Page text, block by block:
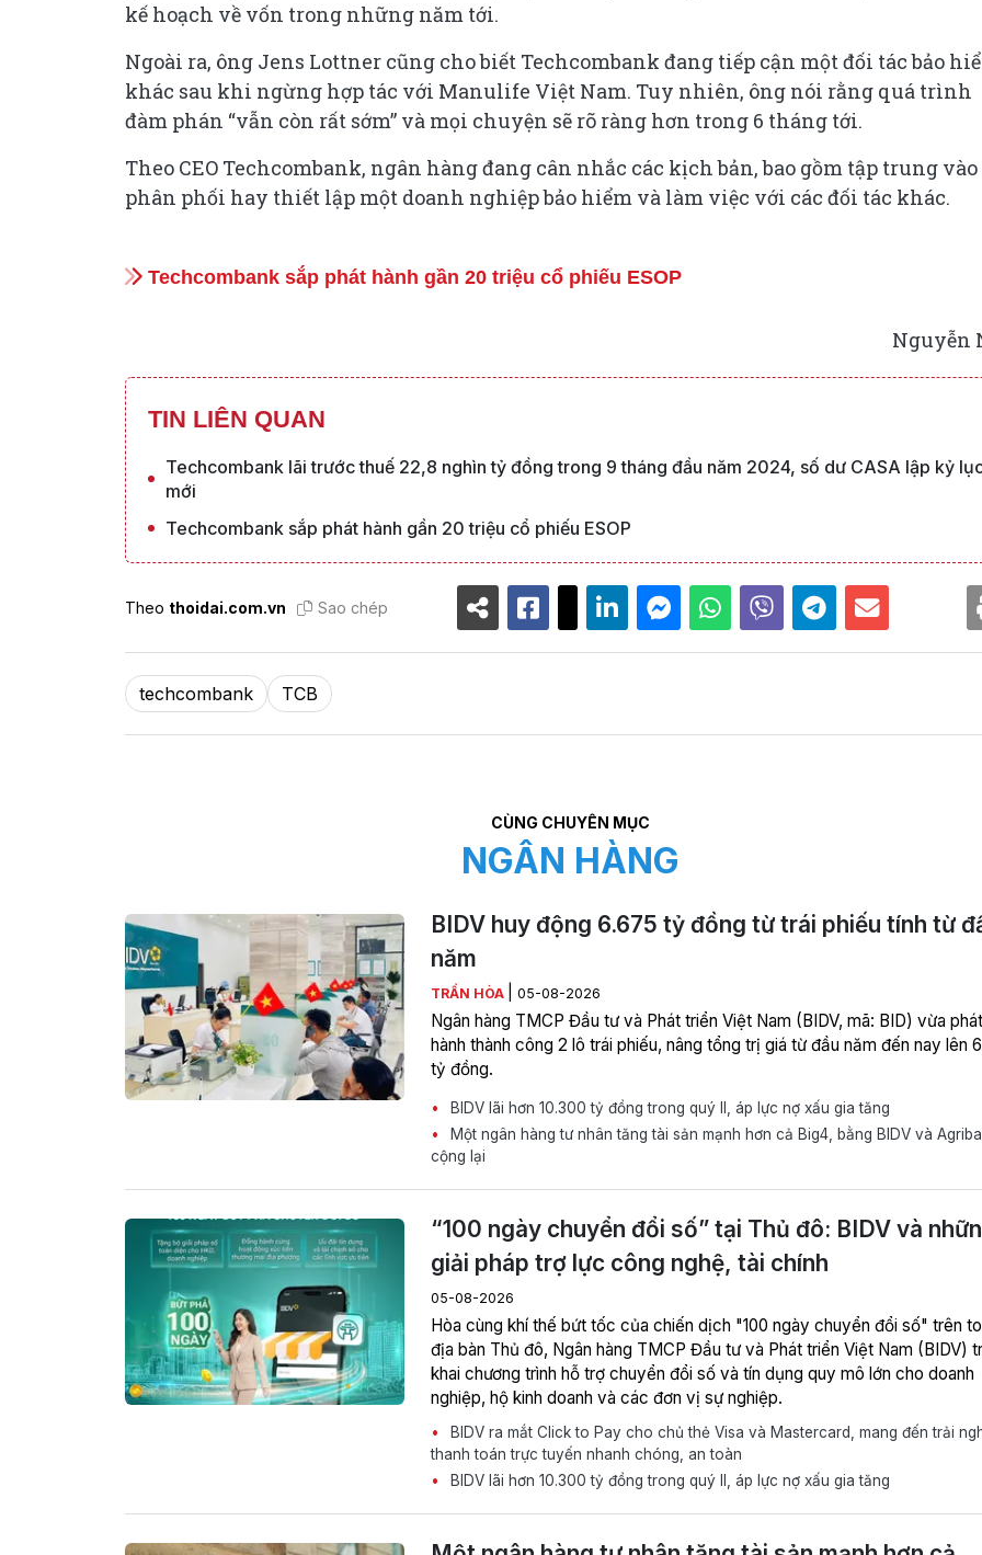
kế hoạch về vốn trong những năm tới.
Ngoài ra, ông Jens Lottner cũng cho biết Techcombank đang tiếp cận một đối tác bảo
khác sau khi ngừng hợp tác với Manulife Việt Nam. Tuy nhiên, ông nói rằng quá trình
đàm phán “vẫn còn rất sớm” và mọi chuyện sẽ rõ ràng hơn trong 6 tháng tới.
Theo CEO Techcombank, ngân hàng đang cân nhắc các kịch bản, bao gồm tập trung vào
phân phối hay thiết lập một doanh nghiệp bảo hiểm và làm việc với các đối tác khác.
Techcombank sắp phát hành gần 20 triệu cổ phiếu ESOP
Nguyễn
TIN LIÊN QUAN
Techcombank lãi trước thuế 22,8 nghìn tỷ đồng trong 9 tháng đầu năm 2024, số dư CASA lập kỷ
mới
Techcombank sắp phát hành gần 20 triệu cổ phiếu ESOP
Theo thoidai.com.vn Sao chép
techcombank TCB
CÙNG CHUYÊN MỤC
NGÂN HÀNG
BIDV huy động 6.675 tỷ đồng từ trái phiếu tính từ
năm
TRẦN HÒA 05-08-2026
Ngân hàng TMCP Đầu tư và Phát triển Việt Nam (BIDV, mã: BID) vừa phát
hành thành công 2 lô trái phiếu, nâng tổng trị giá từ đầu năm đến nay lên
tỷ đồng.
BIDV lãi hơn 10.300 tỷ đồng trong quý II, áp lực nợ xấu gia tăng
Một ngân hàng tư nhân tăng tài sản mạnh hơn cả Big4, bằng BIDV và
cộng lại
“100 ngày chuyển đổi số” tại Thủ đô: BIDV và
giải pháp trợ lực công nghệ, tài chính
05-08-2026
Hòa cùng khí thế bứt tốc của chiến dịch "100 ngày chuyển đổi số" trên
địa bàn Thủ đô, Ngân hàng TMCP Đầu tư và Phát triển Việt Nam (BIDV)
khai chương trình hỗ trợ chuyển đổi số và tín dụng quy mô lớn cho doanh
nghiệp, hộ kinh doanh và các đơn vị sự nghiệp.
BIDV ra mắt Click to Pay cho chủ thẻ Visa và Mastercard, mang đến trải
thanh toán trực tuyến nhanh chóng, an toàn
BIDV lãi hơn 10.300 tỷ đồng trong quý II, áp lực nợ xấu gia tăng